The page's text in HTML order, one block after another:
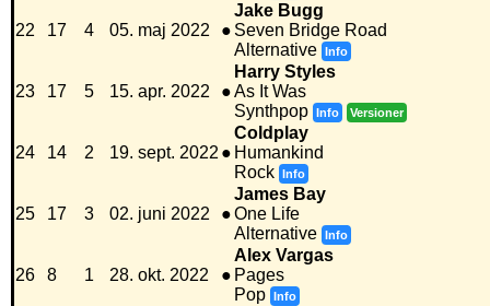
22 17 4 05. maj 2022 ●
Jake Bugg
Seven Bridge Road
Alternative Info
23 17 5 15. apr. 2022 ●
Harry Styles
As It Was
Synthpop Info Versioner
24 14 2 19. sept. 2022 ●
Coldplay
Humankind
Rock Info
25 17 3 02. juni 2022 ●
James Bay
One Life
Alternative Info
26 8 1 28. okt. 2022 ●
Alex Vargas
Pages
Pop Info